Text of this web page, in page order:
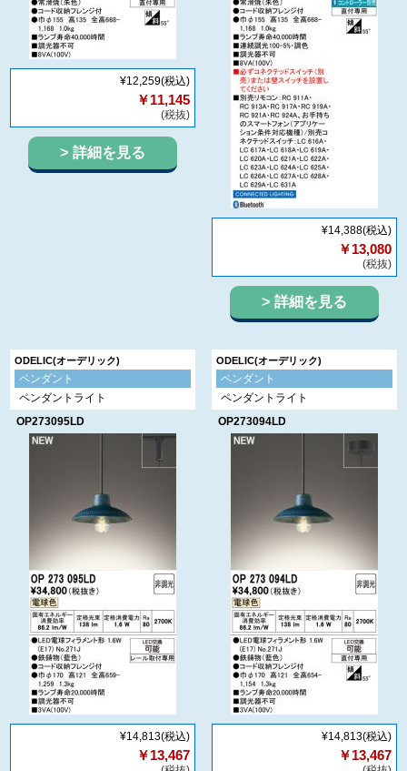
¥12,259(税込)
￥11,145
(税抜)
詳細を見る
¥14,388(税込)
￥13,080
(税抜)
詳細を見る
ODELIC(オーデリック)
ペンダント
ペンダントライト
OP273095LD
¥14,813(税込)
￥13,467
ODELIC(オーデリック)
ペンダント
ペンダントライト
OP273094LD
¥14,813(税込)
￥13,467